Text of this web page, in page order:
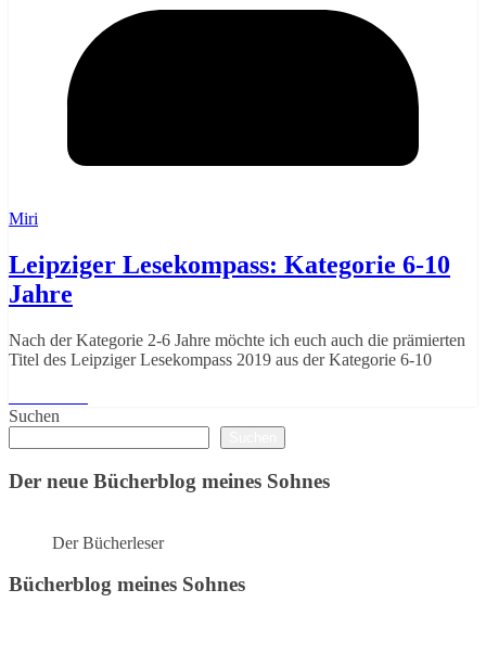
Miri
Leipziger Lesekompass: Kategorie 6-10
Jahre
Nach der Kategorie 2-6 Jahre möchte ich euch auch die prämierten
Titel des Leipziger Lesekompass 2019 aus der Kategorie 6-10
Suchen
Der neue Bücherblog meines Sohnes
Der Bücherleser
Bücherblog meines Sohnes